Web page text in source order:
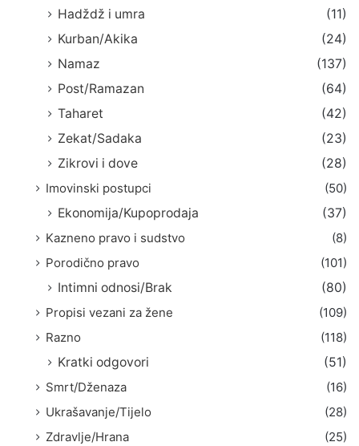
Hadždž i umra
(11)
Kurban/Akika
(24)
Namaz
(137)
Post/Ramazan
(64)
Taharet
(42)
Zekat/Sadaka
(23)
Zikrovi i dove
(28)
Imovinski postupci
(50)
Ekonomija/Kupoprodaja
(37)
Kazneno pravo i sudstvo
(8)
Porodično pravo
(101)
Intimni odnosi/Brak
(80)
Propisi vezani za žene
(109)
Razno
(118)
Kratki odgovori
(51)
Smrt/Dženaza
(16)
Ukrašavanje/Tijelo
(28)
Zdravlje/Hrana
(25)